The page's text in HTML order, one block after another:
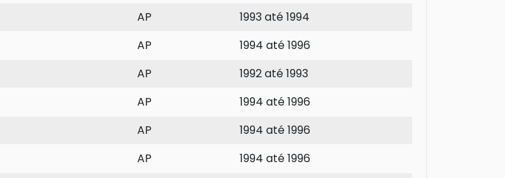
AP
1993 até 1994
AP
1994 até 1996
AP
1992 até 1993
AP
1994 até 1996
AP
1994 até 1996
AP
1994 até 1996